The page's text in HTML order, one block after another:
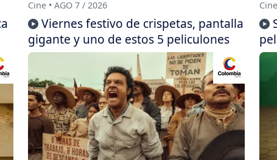
Cine • AGO 7 / 2026
Viernes festivo de crispetas, pantalla
gigante y uno de estos 5 peliculones